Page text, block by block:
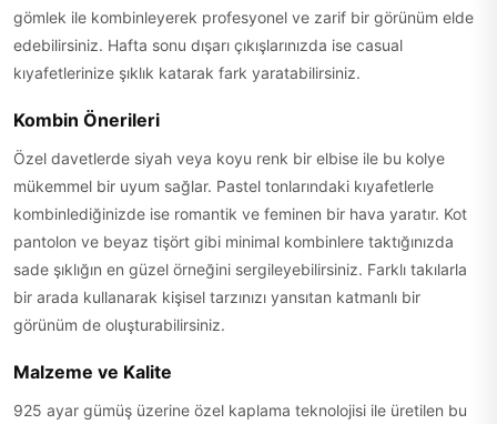
gömlek ile kombinleyerek profesyonel ve zarif bir görünüm elde
edebilirsiniz. Hafta sonu dışarı çıkışlarınızda ise casual
kıyafetlerinize şıklık katarak fark yaratabilirsiniz.
Kombin Önerileri
Özel davetlerde siyah veya koyu renk bir elbise ile bu kolye
mükemmel bir uyum sağlar. Pastel tonlarındaki kıyafetlerle
kombinlediğinizde ise romantik ve feminen bir hava yaratır. Kot
pantolon ve beyaz tişört gibi minimal kombinlere taktığınızda
sade şıklığın en güzel örneğini sergileyebilirsiniz. Farklı takılarla
bir arada kullanarak kişisel tarzınızı yansıtan katmanlı bir
görünüm de oluşturabilirsiniz.
Malzeme ve Kalite
925 ayar gümüş üzerine özel kaplama teknolojisi ile üretilen bu